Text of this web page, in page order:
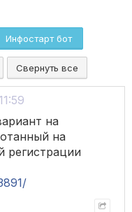
Инфостарт бот
Свернуть все
на
на
регистрации